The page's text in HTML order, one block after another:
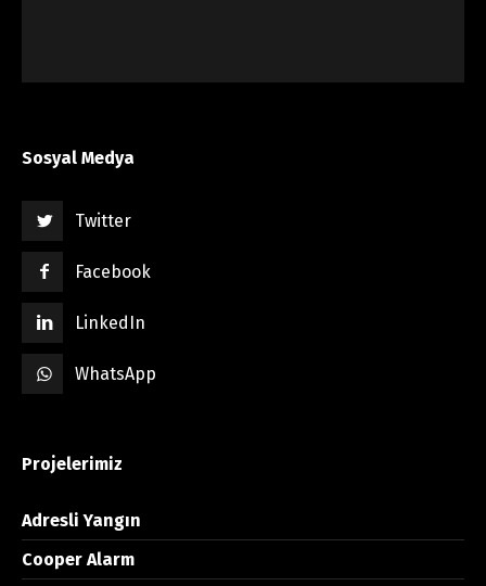
Sosyal Medya
Twitter
Facebook
LinkedIn
WhatsApp
Projelerimiz
Adresli Yangın
Cooper Alarm